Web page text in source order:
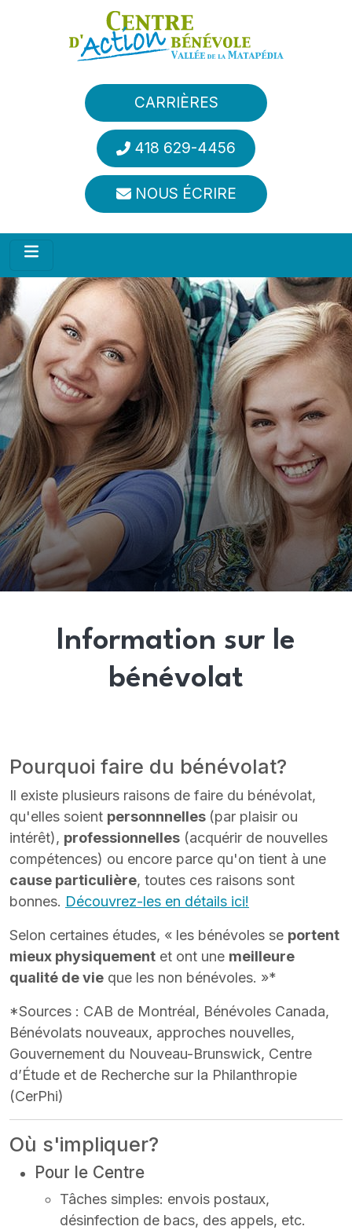
Aller au contenu principal
CARRIÈRES
418 629-4456
NOUS ÉCRIRE
Information sur le
bénévolat
Pourquoi faire du bénévolat?
Il existe plusieurs raisons de faire du bénévolat,
qu'elles soient personnnelles (par plaisir ou
intérêt), professionnelles (acquérir de nouvelles
compétences) ou encore parce qu'on tient à une
cause particulière, toutes ces raisons sont
bonnes. Découvrez-les en détails ici!
Selon certaines études, « les bénévoles se portent
mieux physiquement et ont une meilleure
qualité de vie que les non bénévoles. »*
*Sources : CAB de Montréal, Bénévoles Canada,
Bénévolats nouveaux, approches nouvelles,
Gouvernement du Nouveau-Brunswick, Centre
d’Étude et de Recherche sur la Philanthropie
(CerPhi)
Où s'impliquer?
Pour le Centre
Tâches simples: envois postaux,
désinfection de bacs, des appels, etc.